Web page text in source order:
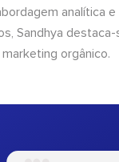
analítica
Sandhya
orgânico.